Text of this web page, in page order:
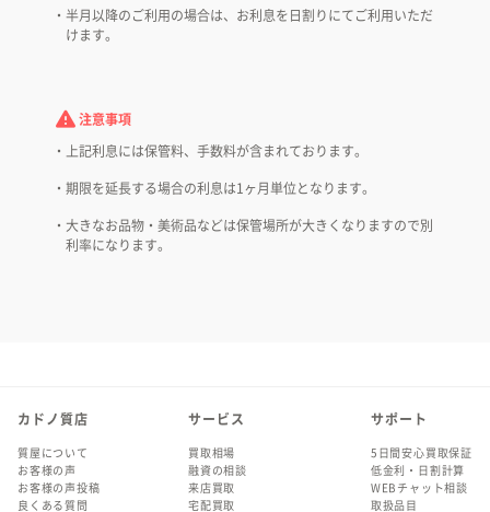
半月以降のご利用の場合は、お利息を日割りにてご利用いただ
けます。
注意事項
上記利息には保管料、手数料が含まれております。
期限を延長する場合の利息は1ヶ月単位となります。
大きなお品物・美術品などは保管場所が大きくなりますので別
利率になります。
カドノ質店
質屋について
お客様の声
お客様の声投稿
良くある質問
サービス
買取相場
融資の相談
来店買取
宅配買取
サポート
5日間安心買取保証
低金利・日割計算
WEBチャット相談
取扱品目